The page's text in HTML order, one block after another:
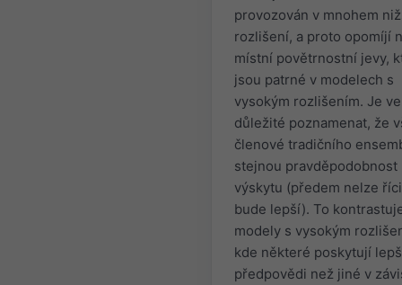
provozován v mnohem
rozlišení, a proto opomíjí
místní povětrnostní jevy,
jsou patrné v modelech s
vysokým rozlišením. Je
důležité poznamenat, že
členové tradičního
stejnou pravděpodobnost
výskytu (předem nelze
bude lepší). To
modely s vysokým
kde některé poskytují
předpovědi než jiné v